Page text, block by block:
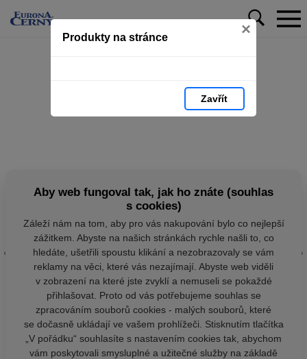
Produkty na stránce ×
Zavřít
Aby web fungoval tak, jak ho znáte (souhlas
s cookies)
Záleží nám na tom, aby pro vás nakupování bylo co nejlepší
zážitkem. Abyste na našich stránkách rychle našli to, co
hledáte, ušetřili spoustu klikání a nezobrazovaly se vám
reklamy na věci, které vás nezajímají. Abyste web viděli
v zobrazení na které jste zvyklí a nemuseli se pokaždé
přihlašovat. Proto od vás potřebujeme souhlas se
zpracováním souborů cookies - malých souborů, které
se dočasně ukládají ve vašem prohlížeči. Stisknutím tlačítka
„V pořádku“ souhlasíte s nastavením cookies tak, abychom
vám poskytovali smysluplné a užitečné služby na základě